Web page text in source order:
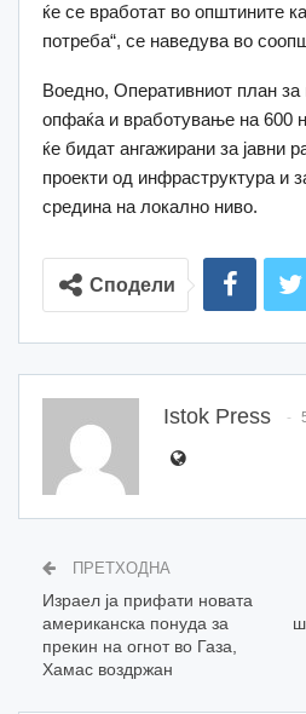
ќе се вработат во општините
потреба“, се наведува во
Воедно, Оперативниот план
опфаќа и вработување на 600
ќе бидат ангажирани за јавни
проекти од инфраструктура и
средина на локално ниво.
Сподели
Istok Press
ПРЕТХОДНА
Израел ја прифати новата
американска понуда за
прекин на огнот во Газа,
Хамас воздржан